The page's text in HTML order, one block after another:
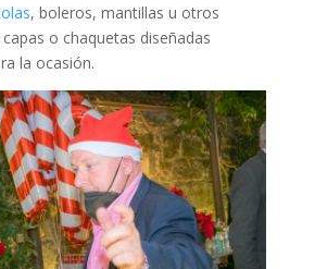
, boleros, mantillas u otros
o chaquetas diseñadas
la ocasión.